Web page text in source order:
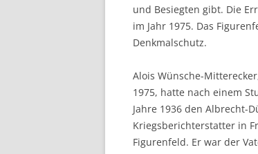
und Besiegten gibt. Die
im Jahr 1975. Das
Denkmalschutz.
Alois Wünsche-
1975, hatte nach einem
Jahre 1936 den Albrecht-
Kriegsberichterstatter in
Figurenfeld. Er war der